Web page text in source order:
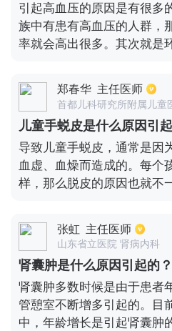
引起高血压的原因是有很多
族中有患有高血压的人群，
率就会高出很多。其次就是
是会引起高血压的，对于生
食物的人群，患有高血压的
的生活习惯，比如现在很多
容易会导致血压升高。因此
时要注重劳逸结合，要拥有
间的熬夜，可以进行适量的
郑春华 主任医师
首都儿科研究所附属儿童
儿童手蜕皮是什么原因引
导致儿童手蜕皮，通常是因
血虚、血燥而造成的。每个
样，那么脱皮的原因也就不
脱皮主要是双手表面会脱一
痒，也不会发炎，这种状况
旦到了这个季节，双手的脚
种脱皮是不需要治疗，慢慢
中，孩子的双手不要接触刺
洗手液等等。
张虹 主任医师
山东省立医院 肾病内科
肾囊肿是什么原因引起的
肾囊肿多数时候是由于患者
管憩室不断增多引起的。目
中，年龄增长是引起肾囊肿